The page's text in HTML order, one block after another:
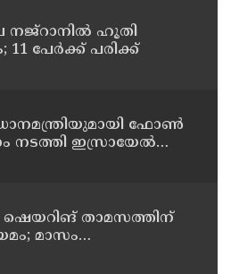
നജ്റാനില്‍ ഹൂതി
പേര്‍ക്ക് പരിക്ക്
ഫോൺ
നടത്തി ഇസ്രായേൽ
താമസത്തിന്
മാസം